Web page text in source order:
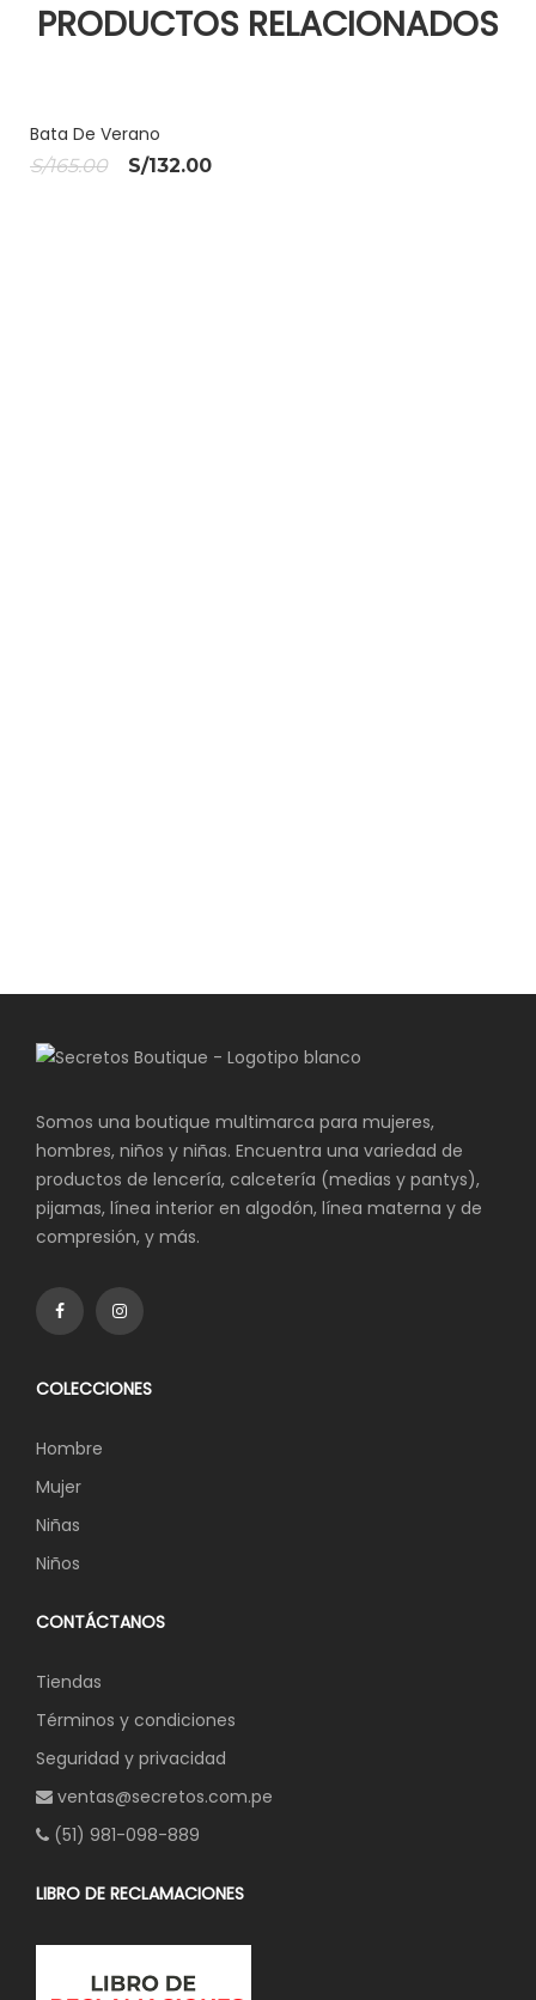
PRODUCTOS RELACIONADOS
¡OFERT
A!
Bata De Verano
S/165.00
El
S/132.00El
Somos una boutique multimarca para mujeres,
hombres, niños y niñas. Encuentra una variedad de
productos de lencería, calcetería (medias y pantys),
pijamas, línea interior en algodón, línea materna y de
compresión, y más.
COLECCIONES
Hombre
Mujer
Niñas
Niños
CONTÁCTANOS
Tiendas
Términos y condiciones
Seguridad y privacidad
ventas@secretos.com.pe
(51) 981-098-889
LIBRO DE RECLAMACIONES